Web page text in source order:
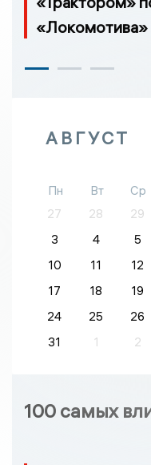
«Локомотива»
АВГУСТ
Пн Вт Ср
27
28 29
3
4 5
10
11 12
17
18 19
24
25 26
31
1 2
100 самых